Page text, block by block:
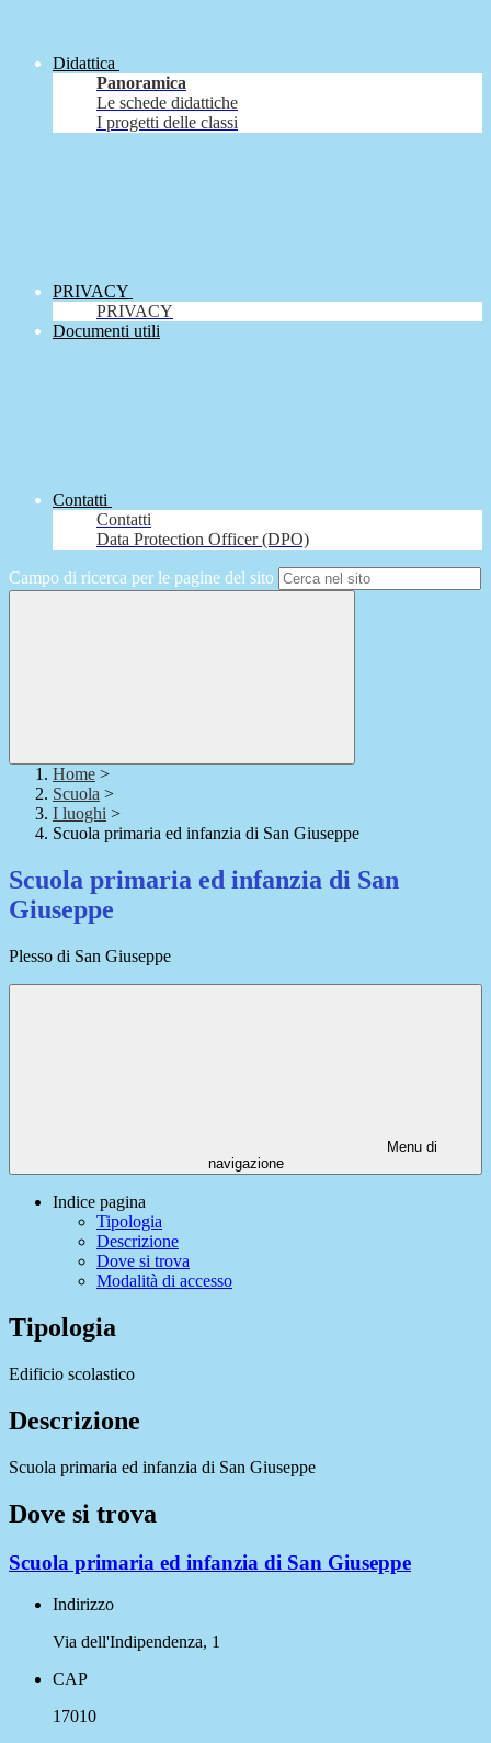
Didattica
Panoramica
Le schede didattiche
I progetti delle classi
PRIVACY
PRIVACY
Documenti utili
Contatti
Contatti
Data Protection Officer (DPO)
Campo di ricerca per le pagine del sito
Home >
Scuola >
I luoghi >
Scuola primaria ed infanzia di San Giuseppe
Scuola primaria ed infanzia di San
Giuseppe
Plesso di San Giuseppe
Menu di
navigazione
Indice pagina
Tipologia
Descrizione
Dove si trova
Modalità di accesso
Tipologia
Edificio scolastico
Descrizione
Scuola primaria ed infanzia di San Giuseppe
Dove si trova
Scuola primaria ed infanzia di San Giuseppe
Indirizzo
Via dell'Indipendenza, 1
CAP
17010